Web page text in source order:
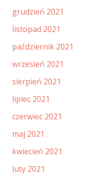
grudzień 2021
listopad 2021
październik 2021
wrzesień 2021
sierpień 2021
lipiec 2021
czerwiec 2021
maj 2021
kwiecień 2021
luty 2021